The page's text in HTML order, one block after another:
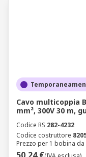
Cavo multicoppia
mm², 300V 30 m,
Codice RS 282-4232
Codice costruttore
Prezzo per 1 bobina da